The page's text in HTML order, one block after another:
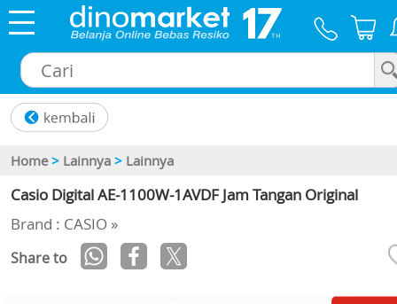
Home > Lainnya > Lainnya
Casio Digital AE-1100W-1AVDF Jam Tangan Original
Brand : CASIO »
Share to